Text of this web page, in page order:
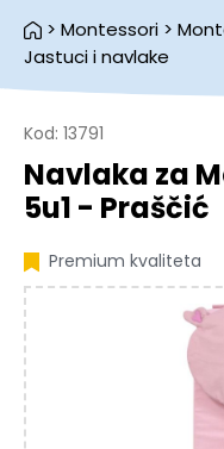
> Montessori >
Jastuci i navlake
Kod: 13791
Navlaka za
5u1 - Praščić
Premium kvaliteta